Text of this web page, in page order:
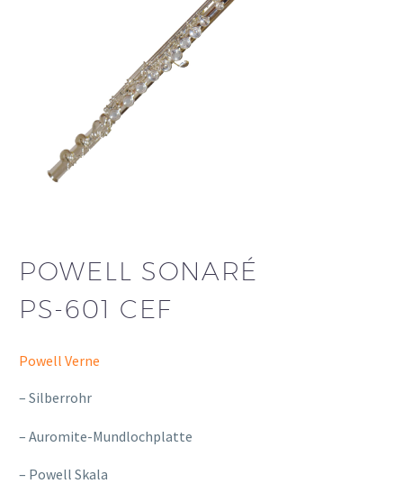
POWELL SONARÉ
PS-601 CEF
Powell Verne
– Silberrohr
– Auromite-Mundlochplatte
– Powell Skala